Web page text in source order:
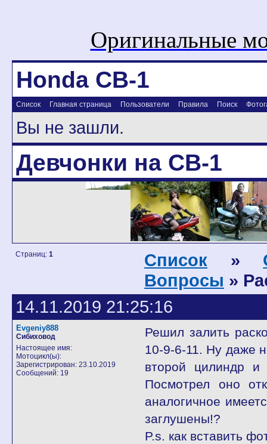
Оригинальные
Honda CB-1
Список Главная страница Пользователи Правила Поиск
Вы не зашли.
Девчонки на CB-1
Страниц: 1 Список »
Вопросы »
14.11.2019 21:25:16
Evgeniy888
Сибиховод
Настоящее имя:
Мотоцикл(ы):
Зарегистрирован: 23.10.2019
Сообщений: 19
Решил залить
10-9-6-11. Ну даже
второй цилиндр и
Посмотрел оно
аналогичное
заглушены!?
P.s. как вставить